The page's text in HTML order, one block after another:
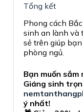
Tổng kết
Phong cách
sinh an lành và
sẻ trên giúp
phòng ngủ.
Bạn muốn sắm
Giáng sinh
ý nhất!